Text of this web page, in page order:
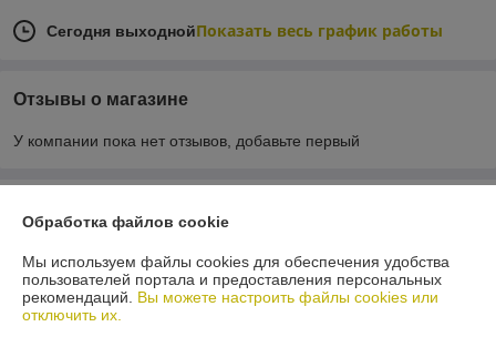
Сегодня выходнойПоказать весь график работы
Отзывы о магазине
У компании пока нет отзывов, добавьте первый
Контакты
Доставка и оплата
Обработка файлов cookie
Мы используем файлы cookies для обеспечения удобства
пользователей портала и предоставления персональных
рекомендаций. Вы можете настроить файлы cookies или
отключить их.